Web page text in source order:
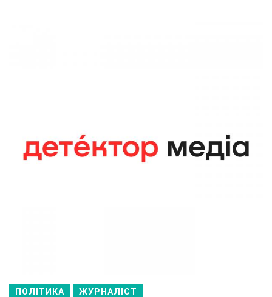
ПОЛІТИКА ЖУРНАЛІСТ